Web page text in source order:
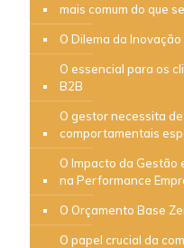
mais comum do que
O Dilema da Inovação
O essencial para os
B2B
O gestor necessita
comportamentais
O Impacto da Gestão
na Performance
O Orçamento Base
O papel crucial da